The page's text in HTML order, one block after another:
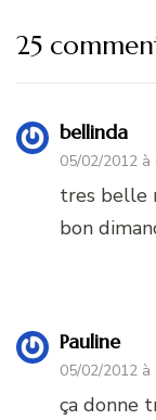
25
bellinda
05/02/2012 à
tres belle
bon
Pauline
05/02/2012 à
ça donne